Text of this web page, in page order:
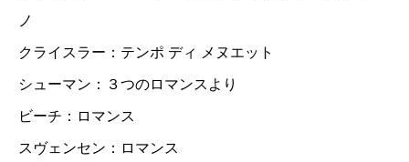
ノ
クライスラー：テンポ ディ メヌエット
シューマン：３つのロマンスより
ビーチ：ロマンス
スヴェンセン：ロマンス